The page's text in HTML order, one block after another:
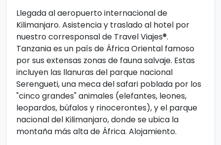
Llegada al aeropuerto internacional de
Kilimanjaro. Asistencia y traslado al hotel por
nuestro corresponsal de Travel Viajes®.
Tanzania es un país de África Oriental famoso
por sus extensas zonas de fauna salvaje. Estas
incluyen las llanuras del parque nacional
Serengueti, una meca del safari poblada por los
"cinco grandes" animales (elefantes, leones,
leopardos, búfalos y rinocerontes), y el parque
nacional del Kilimanjaro, donde se ubica la
montaña más alta de África. Alojamiento.